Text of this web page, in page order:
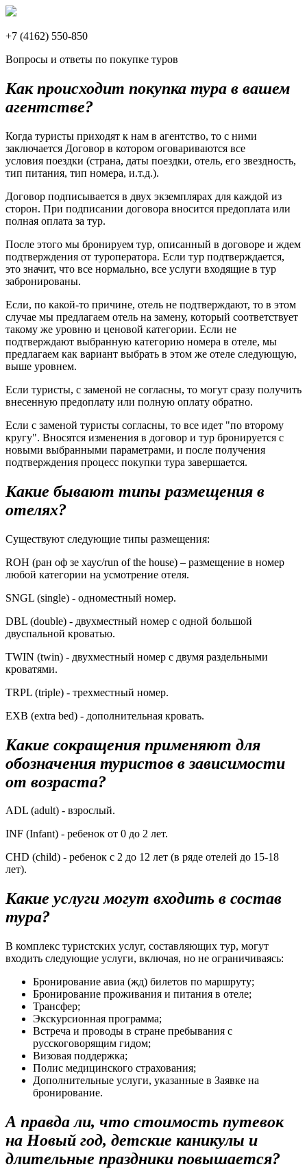
+7 (4162) 550-850
Вопросы и ответы по покупке туров
Как происходит покупка тура в вашем
агентстве?
Когда туристы приходят к нам в агентство, то с ними
заключается Договор в котором оговариваются все
условия поездки (страна, даты поездки, отель, его звездность,
тип питания, тип номера, и.т.д.).
Договор подписывается в двух экземплярах для каждой из
сторон. При подписании договора вносится предоплата или
полная оплата за тур.
После этого мы бронируем тур, описанный в договоре и ждем
подтверждения от туроператора. Если тур подтверждается,
это значит, что все нормально, все услуги входящие в тур
забронированы.
Если, по какой-то причине, отель не подтверждают, то в этом
случае мы предлагаем отель на замену, который соответствует
такому же уровню и ценовой категории. Если не
подтверждают выбранную категорию номера в отеле, мы
предлагаем как вариант выбрать в этом же отеле следующую,
выше уровнем.
Если туристы, с заменой не согласны, то могут сразу получить
внесенную предоплату или полную оплату обратно.
Если с заменой туристы согласны, то все идет "по второму
кругу". Вносятся изменения в договор и тур бронируется с
новыми выбранными параметрами, и после получения
подтверждения процесс покупки тура завершается.
Какие бывают типы размещения в
отелях?
Существуют следующие типы размещения:
ROH (ран оф зе хаус/run of the house) – размещение в номер
любой категории на усмотрение отеля.
SNGL (single) - одноместный номер.
DBL (double) - двухместный номер с одной большой
двуспальной кроватью.
TWIN (twin) - двухместный номер с двумя раздельными
кроватями.
TRPL (triple) - трехместный номер.
ЕХВ (extra bed) - дополнительная кровать.
Какие сокращения применяют для
обозначения туристов в зависимости
от возраста?
ADL (adult) - взрослый.
INF (Infant) - ребенок от 0 до 2 лет.
CHD (child) - ребенок с 2 до 12 лет (в ряде отелей до 15-18
лет).
Какие услуги могут входить в состав
тура?
В комплекс туристских услуг, составляющих тур, могут
входить следующие услуги, включая, но не ограничиваясь:
Бронирование авиа (жд) билетов по маршруту;
Бронирование проживания и питания в отеле;
Трансфер;
Экскурсионная программа;
Встреча и проводы в стране пребывания с
русскоговорящим гидом;
Визовая поддержка;
Полис медицинского страхования;
Дополнительные услуги, указанные в Заявке на
бронирование.
А правда ли, что стоимость путевок
на Новый год, детские каникулы и
длительные праздники повышается?